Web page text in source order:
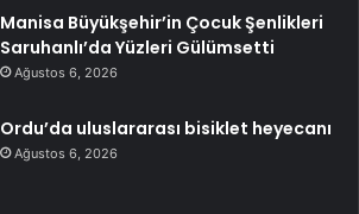
Manisa Büyükşehir’in Çocuk Şenlikleri
Saruhanlı’da Yüzleri Gülümsetti
Ağustos 6, 2026
Ordu’da uluslararası bisiklet heyecanı
Ağustos 6, 2026